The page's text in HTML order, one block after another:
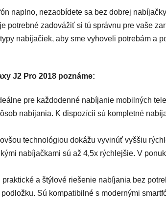
naplno, nezaobídete sa bez dobrej
potrebné zadovážiť si tú správnu pre vaše
nabíjačiek, aby sme vyhoveli potrebám a
J2 Pro 2018 poznáme:
pre každodenné nabíjanie mobilných
nabíjania. K dispozícii sú kompletné
technológiou dokážu vyvinúť vyššiu
nabíjačkami sú až 4,5x rýchlejšie. V
a štýlové riešenie nabíjania bez
Sú kompatibilné s modernými